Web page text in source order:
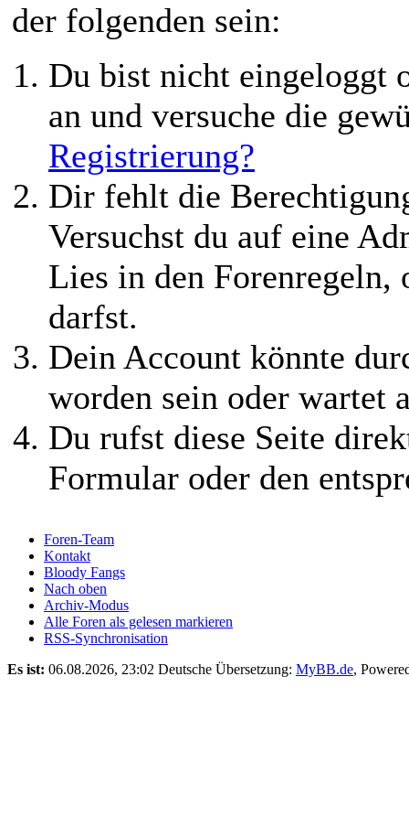
der folgenden sein:
Du bist nicht eingeloggt
an und versuche die
Registrierung?
Dir fehlt die
Versuchst du auf eine
Lies in den Forenregeln,
darfst.
Dein Account könnte
worden sein oder wartet
Du rufst diese Seite
Formular oder den
Foren-Team
Kontakt
Bloody Fangs
Nach oben
Archiv-Modus
Alle Foren als gelesen markieren
RSS-Synchronisation
Es ist: 06.08.2026, 23:02 Deutsche Übersetzung: MyBB.de,